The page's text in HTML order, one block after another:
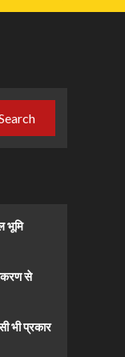
भूमि
से
भी प्रकार